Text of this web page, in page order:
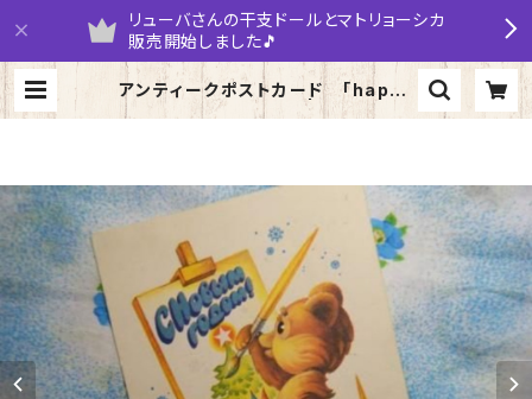
リューバさんの干支ドールとマトリョーシカ
販売開始しました🎵
アンティークポストカード 「happy
new year」 1979年 | yarumaru